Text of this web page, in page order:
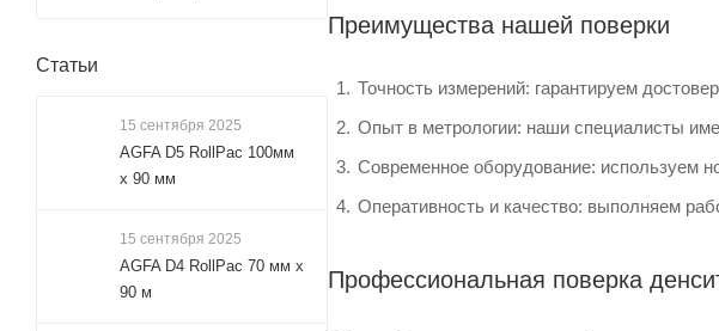
Преимущества нашей поверки
Точность измерений: гарантируем
Опыт в метрологии: наши специалисты
Современное оборудование: используем
Оперативность и качество: выполняем
Профессиональная поверка
Статьи
15 сентября 2025
AGFA D5 RollPac 100мм
х 90 мм
15 сентября 2025
AGFA D4 RollPac 70 мм x
90 м